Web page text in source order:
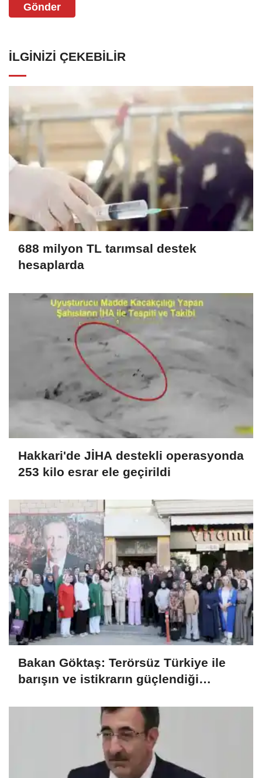
Gönder
İLGINIZI ÇEKEBILIR
688 milyon TL tarımsal destek
hesaplarda
Hakkari'de JİHA destekli operasyonda
253 kilo esrar ele geçirildi
Bakan Göktaş: Terörsüz Türkiye ile
barışın ve istikrarın güçlendiği